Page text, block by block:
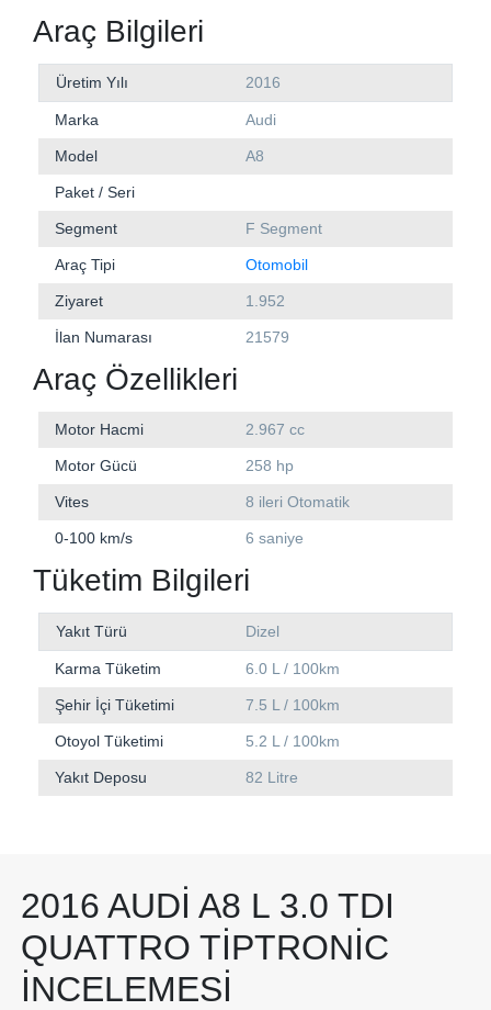
Araç Bilgileri
Üretim Yılı 2016
Marka Audi
Model A8
Paket / Seri
Segment F Segment
Araç Tipi Otomobil
Ziyaret 1.952
İlan Numarası 21579
Araç Özellikleri
Motor Hacmi 2.967 cc
Motor Gücü 258 hp
Vites 8 ileri Otomatik
0-100 km/s 6 saniye
Tüketim Bilgileri
Yakıt Türü Dizel
Karma Tüketim 6.0 L / 100km
Şehir İçi Tüketimi 7.5 L / 100km
Otoyol Tüketimi 5.2 L / 100km
Yakıt Deposu 82 Litre
2016 AUDI A8 L 3.0 TDI
QUATTRO TIPTRONIC
İNCELEMESI